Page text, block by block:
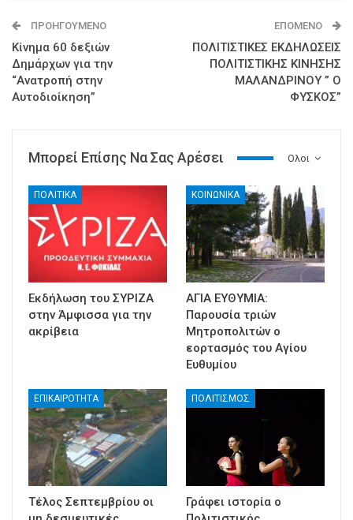
ΠΡΟΗΓΟΎΜΕΝΟ
Κίνημα 60 δεξιών
Δημάρχων για την
“Ανατροπή στην
Αυτοδιοίκηση”
ΕΠΌΜΕΝΟ
ΠΟΛΙΤΙΣΤΙΚΕΣ ΕΚΔΗΛΩΣΕΙΣ
ΠΟΛΙΤΙΣΤΙΚΗΣ ΚΙΝΗΣΗΣ
ΜΑΛΑΝΔΡΙΝΟΥ ” Ο
ΦΥΣΚΟΣ”
Ολοι
Μπορεί Επίσης Να Σας Αρέσει
ΠΟΛΙΤΙΚΑ
Εκδήλωση του ΣΥΡΙΖΑ
στην Άμφισσα για την
ακρίβεια
ΚΟΙΝΩΝΙΚΑ
ΑΓΙΑ ΕΥΘΥΜΙΑ:
Παρουσία τριών
Μητροπολιτών ο
εορτασμός του Αγίου
Ευθυμίου
ΕΠΙΚΑΙΡΟΤΗΤΑ
Τέλος Σεπτεμβρίου οι
ΠΟΛΙΤΙΣΜΟΣ
Γράφει ιστορία ο